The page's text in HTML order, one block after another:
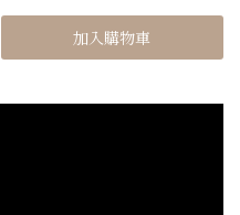
加入購物車